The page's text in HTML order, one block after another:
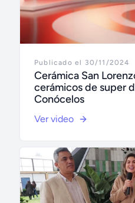
Publicado el 30/11/2024
Cerámica San
cerámicos de super
Conócelos
Ver video